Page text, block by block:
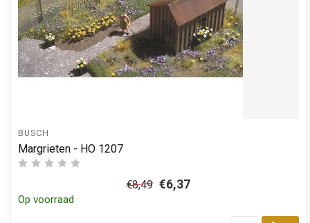
BUSCH
Margrieten - HO 1207
€8,49 €6,37
Op voorraad